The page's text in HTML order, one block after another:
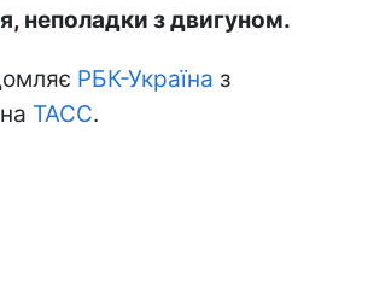
неполадки з двигуном.
РБК-Україна з
ТАСС.